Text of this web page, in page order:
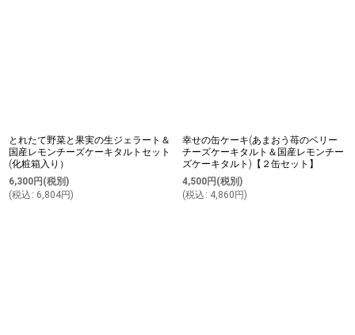
とれたて野菜と果実の生ジェラート＆
国産レモンチーズケーキタルトセット
(化粧箱入り）
6,300円 (税別)
(税込 : 6,804円)
幸せの缶ケーキ(あまおう苺のベリー
チーズケーキタルト＆国産レモンチー
ズケーキタルト)【２缶セット】
4,500円 (税別)
(税込 : 4,860 円)